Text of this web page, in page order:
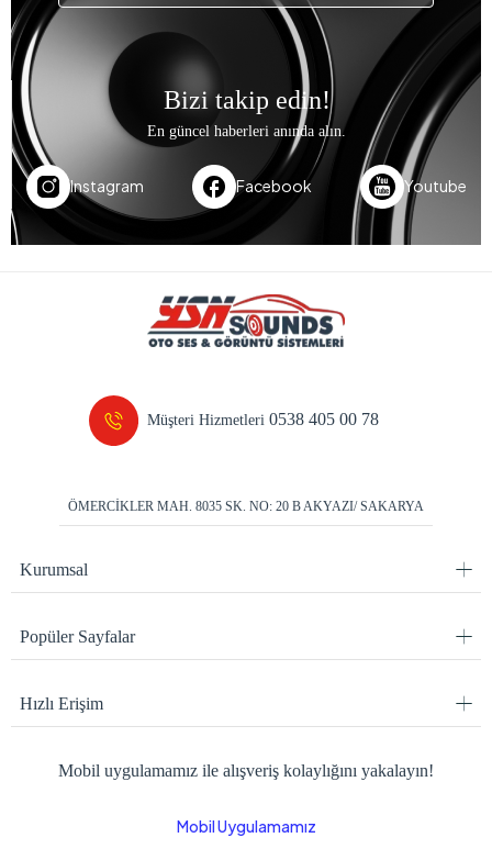
Bizi takip edin!
En güncel haberleri anında alın.
Instagram Facebook Youtube
Müşteri Hizmetleri0538 405 00 78
ÖMERCİKLER MAH. 8035 SK. NO: 20 B AKYAZI/ SAKARYA
Kurumsal
Popüler Sayfalar
Hızlı Erişim
Mobil uygulamamız ile alışveriş kolaylığını yakalayın!
Mobil Uygulamamız